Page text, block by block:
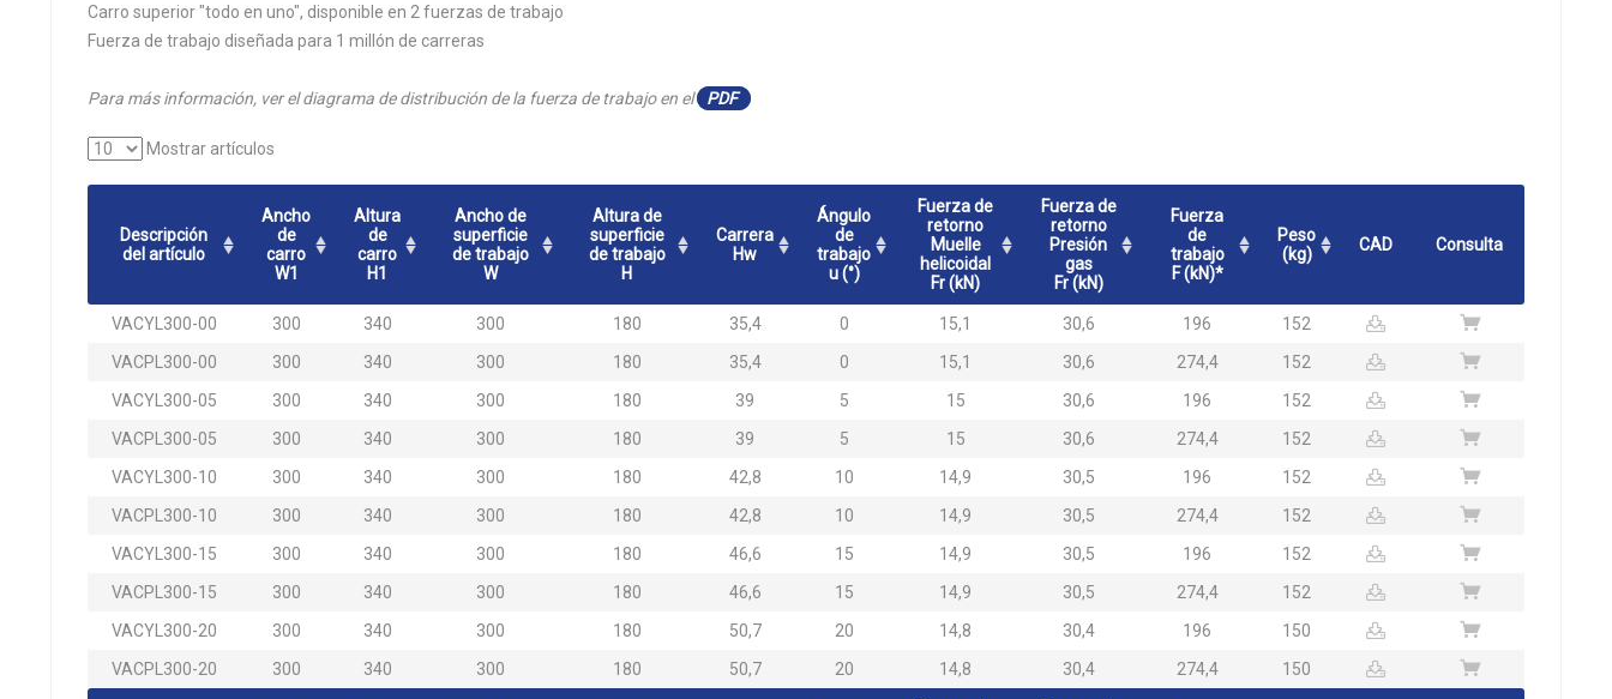
Carro superior "todo en uno", disponible en 2 fuerzas de trabajo
Fuerza de trabajo diseñada para 1 millón de carreras
Para más información, ver el diagrama de distribución de la fuerza de trabajo en el PDF
Mostrar artículos
Descripción
del artículo
Ancho
de
carro
W1
Altura
de
carro
H1
Ancho de
superficie
de trabajo
W
Altura de
superficie
de trabajo
H
Carrera
Hw
Ángulo
de
trabajo
u (°)
Fuerza de
retorno
Muelle
helicoidal
Fr (kN)
Fuerza de
retorno
Presión
gas
Fr (kN)
Fuerza
de
trabajo
F (kN)*
Peso
(kg)
CAD Consulta
VACYL300-00 300 340 300 180 35,4 0 15,1 30,6 196
152
VACPL300-00
300 340 300 180 35,4 0 15,1 30,6 274,4
152
VACYL300-05
300 340 300 180 39 5 15 30,6 196
152
VACPL300-05
300 340 300 180 39 5 15 30,6 274,4
152
VACYL300-10
300 340 300 180 42,8 10 14,9 30,5 196
152
VACPL300-10
300 340 300 180 42,8 10 14,9 30,5 274,4
152
VACYL300-15
300 340 300 180 46,6 15 14,9 30,5 196
152
VACPL300-15
300 340 300 180 46,6 15 14,9 30,5 274,4
152
VACYL300-20
300 340 300 180 50,7 20 14,8 30,4 196
150
VACPL300-20
300 340 300 180 50,7 20 14,8 30,4 274,4 150